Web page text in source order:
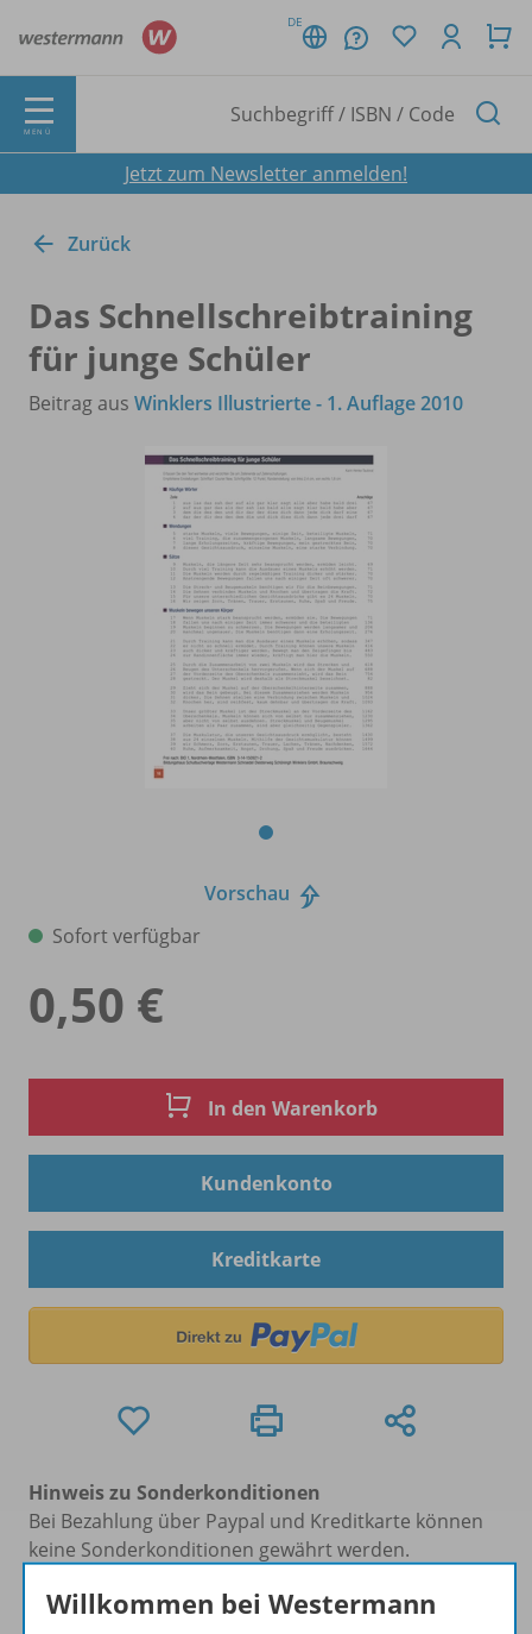
DE
MENÜ
Jetzt zum Newsletter anmelden!
Zurück
Das Schnellschreibtraining
für junge Schüler
Beitrag aus Winklers Illustrierte - 1. Auflage 2010
Vorschau
Sofort verfügbar
0,50 €
In den Warenkorb
Kundenkonto
Kreditkarte
Hinweis zu Sonderkonditionen
Bei Bezahlung über Paypal und Kreditkarte können
keine Sonderkonditionen gewährt werden.
Um den für Sie gültigen Preis zu sehen,melden Sie
Willkommen bei Westermann